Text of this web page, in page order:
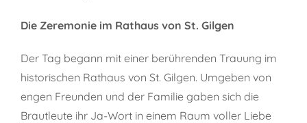
Die Zeremonie im Rathaus von St. Gilgen
Der Tag begann mit einer berührenden Trauung im
historischen Rathaus von St. Gilgen. Umgeben von
engen Freunden und der Familie gaben sich die
Brautleute ihr Ja-Wort in einem Raum voller Liebe